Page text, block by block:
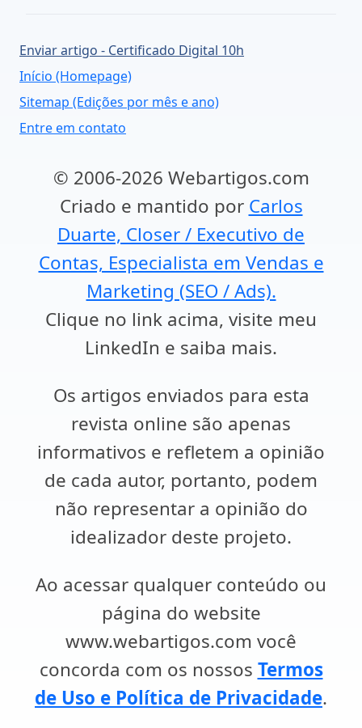
Enviar artigo - Certificado Digital 10h
Início (Homepage)
Sitemap (Edições por mês e ano)
Entre em contato
© 2006-2026 Webartigos.com
Criado e mantido por Carlos
Duarte, Closer / Executivo de
Contas, Especialista em Vendas e
Marketing (SEO / Ads).
Clique no link acima, visite meu
LinkedIn e saiba mais.
Os artigos enviados para esta
revista online são apenas
informativos e refletem a opinião
de cada autor, portanto, podem
não representar a opinião do
idealizador deste projeto.
Ao acessar qualquer conteúdo ou
página do website
www.webartigos.com você
concorda com os nossos Termos
de Uso e Política de Privacidade.